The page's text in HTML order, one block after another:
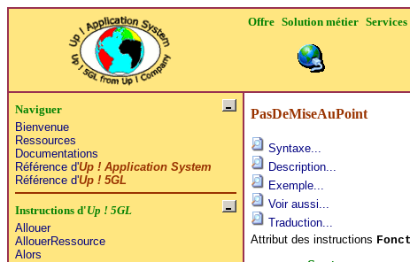
Offre Solution métier Services
Naviguer
Bienvenue
Ressources
Documentations
Référence d'Up ! Application System
Référence d'Up ! 5GL
Instructions d'Up ! 5GL
Allouer
AllouerRessource
Alors
PasDeMiseAuPoint
Syntaxe...
Description...
Exemple...
Voir aussi...
Traduction...
Attribut des instructions